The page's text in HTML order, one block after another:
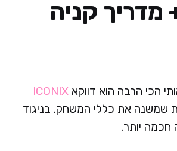
הכי הרבה הוא דווקא ICONIX
שמשנה את כללי המשחק. בניגוד
חכמה יותר.